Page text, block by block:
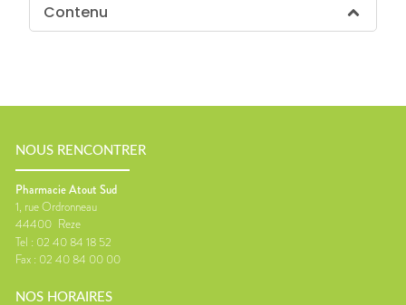
Contenu
NOUS RENCONTRER
Pharmacie Atout Sud
1, rue Ordronneau
44400 Reze
Tel : 02 40 84 18 52
Fax : 02 40 84 00 00
NOS HORAIRES